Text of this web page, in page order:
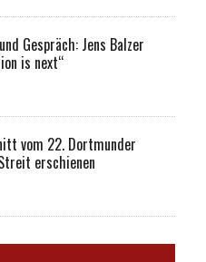
Gespräch: Jens Balzer
is next“
vom 22. Dortmunder
erschienen